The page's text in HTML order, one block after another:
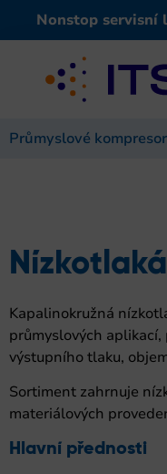
Nonstop servisní
Průmyslové
Kapalinokružná
průmyslových
výstupního tlaku,
Sortiment zahrnuje
materiálových
Hlavní přednosti